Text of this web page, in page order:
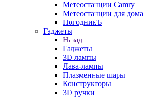
Метеостанции Camry
Метеостанции для дома
ПогодникЪ
Гаджеты
Назад
Гаджеты
3D лампы
Лава-лампы
Плазменные шары
Конструкторы
3D ручки